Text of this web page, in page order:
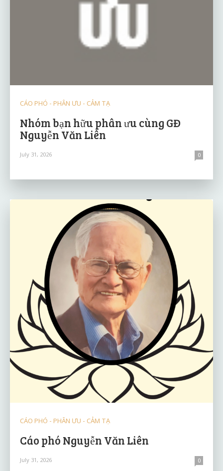
CÁO PHÓ - PHÂN ƯU - CẢM TẠ
Nhóm bạn hữu phân ưu cùng GĐ
Nguyễn Văn Liên
July 31, 2026 0
CÁO PHÓ - PHÂN ƯU - CẢM TẠ
Cáo phó Nguyễn Văn Liên
July 31, 2026 0